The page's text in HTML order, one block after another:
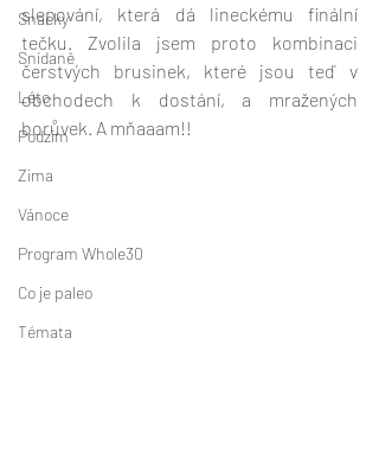
Snacky
Snídaně
Léto
Podzim
Zima
Vánoce
Program Whole30
Co je paleo
Témata
slepování, která dá lineckému finální
tečku. Zvolila jsem proto kombinaci
čerstvých brusinek, které jsou teď v
obchodech k dostání, a mražených
borůvek. A mňaaam!!